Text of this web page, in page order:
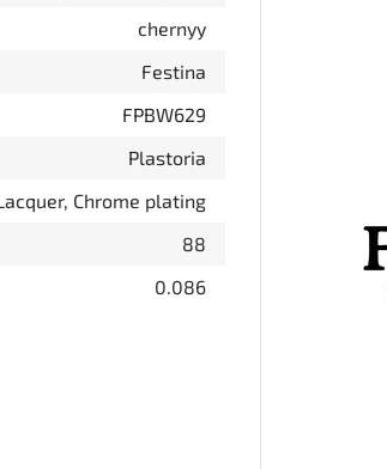
chernyy
Festina
FPBW629
Plastoria
Chrome plating
88
0.086